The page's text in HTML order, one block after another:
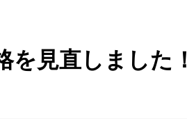
を見直しました！